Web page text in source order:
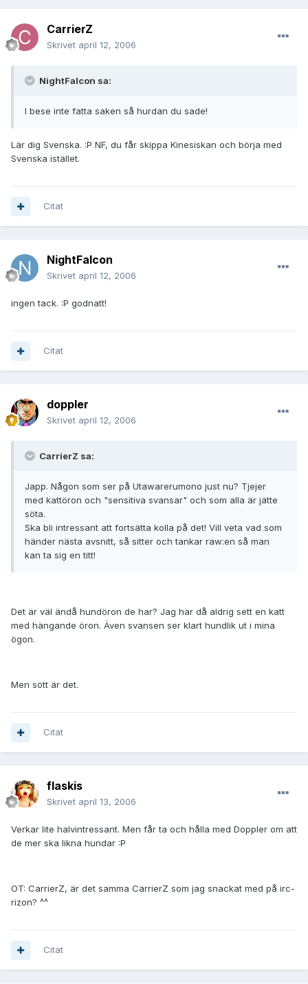
CarrierZ
Skrivet april 12, 2006
NightFalcon sa:
I bese inte fatta saken så hurdan du sade!
Lär dig Svenska. :P NF, du får skippa Kinesiskan och börja med
Svenska istället.
Citat
NightFalcon
Skrivet april 12, 2006
ingen tack. :P godnatt!
Citat
doppler
Skrivet april 12, 2006
CarrierZ sa:
Japp. Någon som ser på Utawarerumono just nu? Tjejer
med kattöron och "sensitiva svansar" och som alla är jätte
söta.
Ska bli intressant att fortsätta kolla på det! Vill veta vad som
händer nästa avsnitt, så sitter och tankar raw:en så man
kan ta sig en titt!
Det är väl ändå hundöron de har? Jag har då aldrig sett en katt
med hängande öron. Även svansen ser klart hundlik ut i mina
ögon.
Men sött är det.
Citat
flaskis
Skrivet april 13, 2006
Verkar lite halvintressant. Men får ta och hålla med Doppler om att
de mer ska likna hundar :P
OT: CarrierZ, är det samma CarrierZ som jag snackat med på irc-
rizon? ^^
Citat